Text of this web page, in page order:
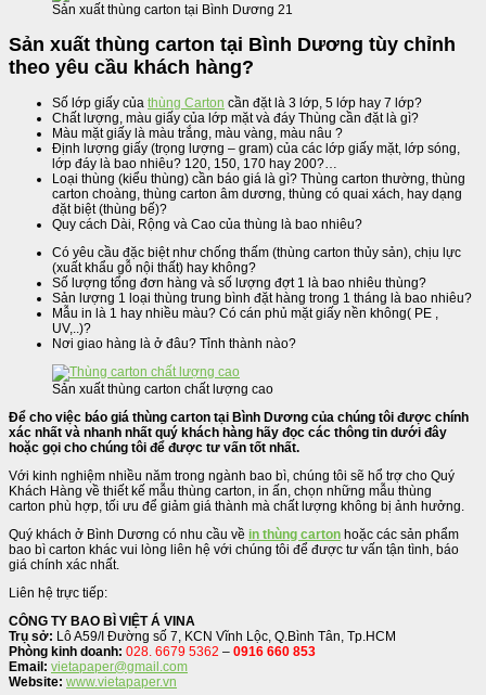
Sản xuất thùng carton tại Bình Dương 21
Sản xuất thùng carton tại Bình Dương tùy chỉnh
theo yêu cầu khách hàng?
Số lớp giấy của thùng Carton cần đặt là 3 lớp, 5 lớp hay 7 lớp?
Chất lượng, màu giấy của lớp mặt và đáy Thùng cần đặt là gì?
Màu mặt giấy là màu trắng, màu vàng, màu nâu ?
Định lượng giấy (trọng lượng – gram) của các lớp giấy mặt, lớp sóng,
lớp đáy là bao nhiêu? 120, 150, 170 hay 200?…
Loại thùng (kiểu thùng) cần báo giá là gì? Thùng carton thường, thùng
carton choàng, thùng carton âm dương, thùng có quai xách, hay dạng
đặt biệt (thùng bế)?
Quy cách Dài, Rộng và Cao của thùng là bao nhiêu?
Có yêu cầu đặc biệt như chống thấm (thùng carton thủy sản), chịu lực
(xuất khẩu gỗ nội thất) hay không?
Số lượng tổng đơn hàng và số lượng đợt 1 là bao nhiêu thùng?
Sản lượng 1 loại thùng trung bình đặt hàng trong 1 tháng là bao nhiêu?
Mẫu in là 1 hay nhiều màu? Có cán phủ mặt giấy nền không( PE ,
UV,..)?
Nơi giao hàng là ở đâu? Tỉnh thành nào?
Sản xuất thùng carton chất lượng cao
Để cho việc báo giá thùng carton tại Bình Dương của chúng tôi được chính
xác nhất và nhanh nhất quý khách hàng hãy đọc các thông tin dưới đây
hoặc gọi cho chúng tôi để được tư vấn tốt nhất.
Với kinh nghiệm nhiều năm trong ngành bao bì, chúng tôi sẽ hổ trợ cho Quý
Khách Hàng về thiết kế mẫu thùng carton, in ấn, chọn những mẫu thùng
carton phù hợp, tối ưu để giảm giá thành mà chất lượng không bị ảnh hưởng.
Quý khách ở Bình Dương có nhu cầu về in thùng carton hoặc các sản phẩm
bao bì carton khác vui lòng liên hệ với chúng tôi để được tư vấn tận tình, báo
giá chính xác nhất.
Liên hệ trực tiếp:
CÔNG TY BAO BÌ VIỆT Á VINA
Trụ sở: Lô A59/I Đường số 7, KCN Vĩnh Lộc, Q.Bình Tân, Tp.HCM
Phòng kinh doanh: 028. 6679 5362 – 0916 660 853
Email: vietapaper@gmail.com
Website: www.vietapaper.vn